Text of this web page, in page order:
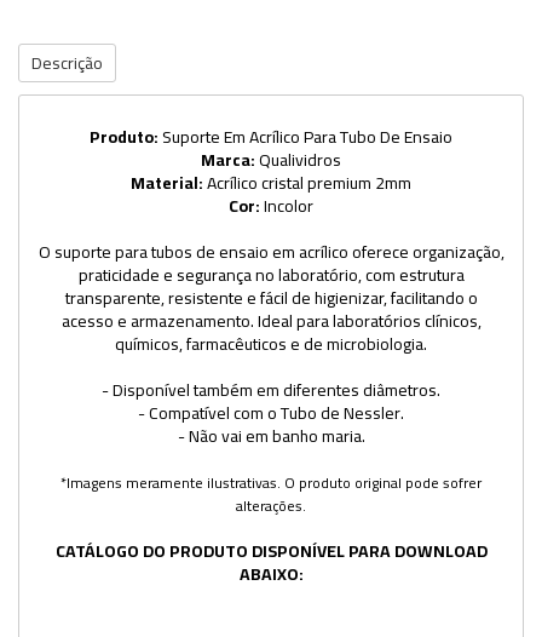
Descrição
Produto:Suporte Em Acrílico Para Tubo De Ensaio
Marca:Qualividros
Material:Acrílico cristal premium 2mm
Cor:Incolor
O suporte para tubos de ensaio em acrílico oferece organização,
praticidade e segurança no laboratório, com estrutura
transparente, resistente e fácil de higienizar, facilitando o
acesso e armazenamento. Ideal para laboratórios clínicos,
químicos, farmacêuticos e de microbiologia.
- Disponível também em diferentes diâmetros.
- Compatível com o Tubo de Nessler.
- Não vai em banho maria.
*Imagens meramente ilustrativas. O produto original pode sofrer
alterações.
CATÁLOGO DO PRODUTO DISPONÍVEL PARA DOWNLOAD
ABAIXO: